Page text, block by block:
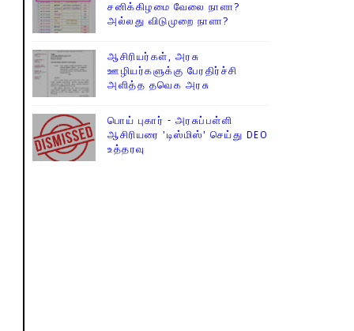
சனிக்கிழமை வேலை நாளா?
அல்லது விடுமுறை நாளா?
ஆசிரியர்கள், அரசு
ஊழியர்களுக்கு பேரதிர்ச்சி
அளித்த தவெக அரசு
பொய் புகார் - அரசுப்பள்ளி
ஆசிரியரை 'டிஸ்மிஸ்' செய்து DEO
உத்தரவு